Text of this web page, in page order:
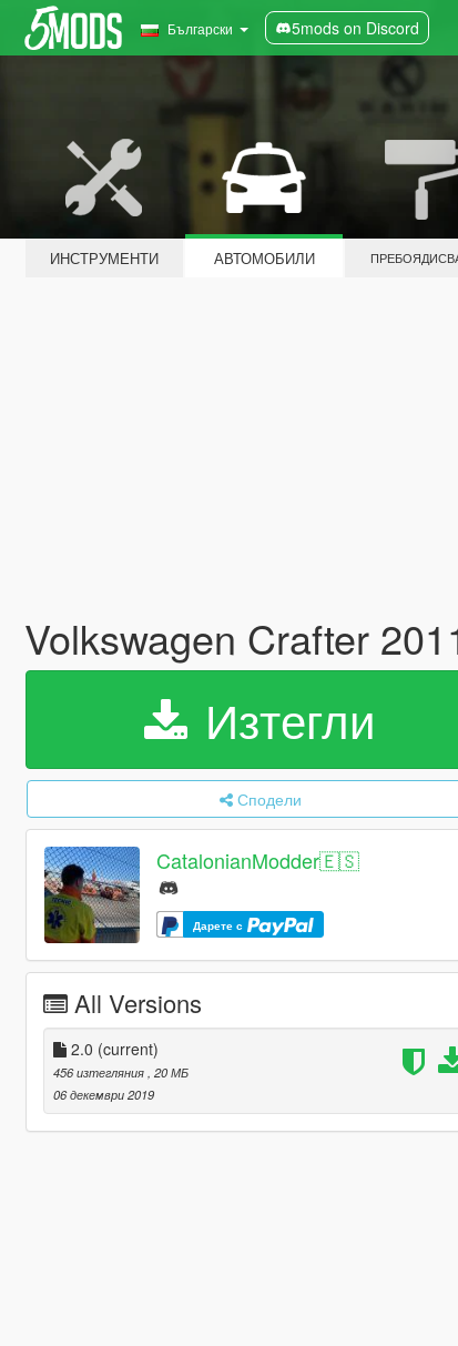
Български 5mods on Discord
ИНСТРУМЕНТИ АВТОМОБИЛИ
Volkswagen Crafter
Изтегли
Сподели
CatalonianModder🇪🇸
Дарете с
All Versions
2.0 (current)
456 изтегляния , 20 МБ
06 декември 2019